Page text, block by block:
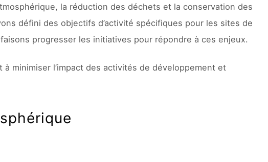
la réduction des déchets et la conservation des
défini des objectifs d’activité spécifiques pour les sites de
progresser les initiatives pour répondre à ces enjeux.
minimiser l’impact des activités de développement et